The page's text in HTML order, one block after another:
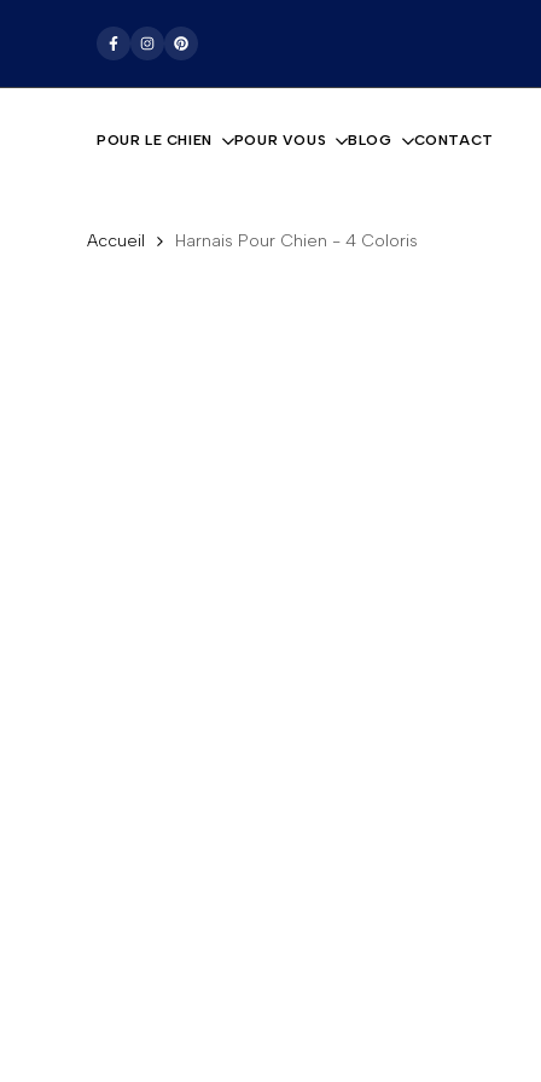
Facebook
Instagram
Pinterest
La boutique pour les amoureux des chiens
POUR LE CHIEN POUR VOUS BLOG CONTACT
Accueil Harnais Pour Chien - 4 Coloris